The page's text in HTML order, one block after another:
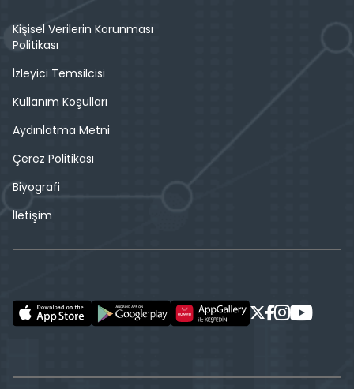
Kişisel Verilerin Korunması
Politikası
İzleyici Temsilcisi
Kullanım Koşulları
Aydınlatma Metni
Çerez Politikası
Biyografi
İletişim